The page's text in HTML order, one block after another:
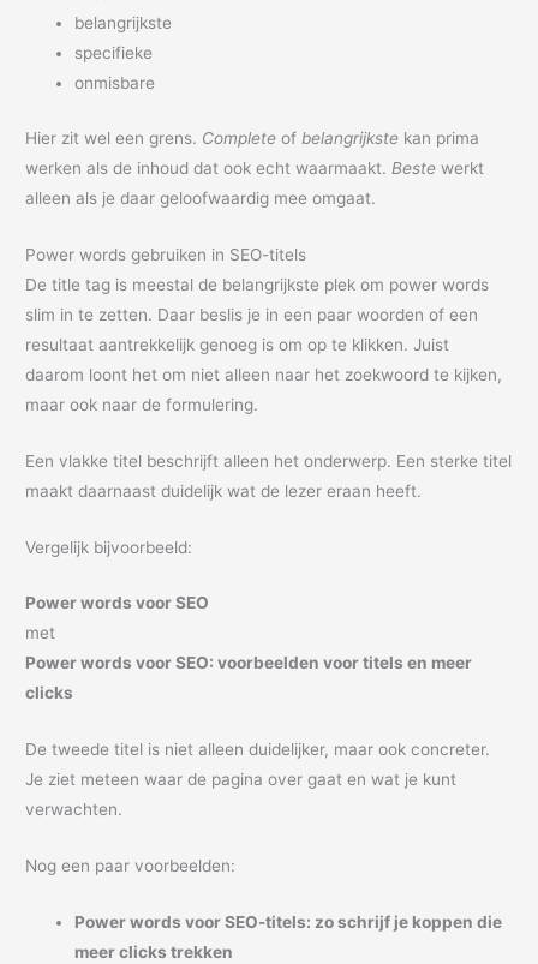
belangrijkste
specifieke
onmisbare
Hier zit wel een grens. Complete of belangrijkste kan prima
werken als de inhoud dat ook echt waarmaakt. Beste werkt
alleen als je daar geloofwaardig mee omgaat.
Power words gebruiken in SEO-titels
De title tag is meestal de belangrijkste plek om power words
slim in te zetten. Daar beslis je in een paar woorden of een
resultaat aantrekkelijk genoeg is om op te klikken. Juist
daarom loont het om niet alleen naar het zoekwoord te kijken,
maar ook naar de formulering.
Een vlakke titel beschrijft alleen het onderwerp. Een sterke titel
maakt daarnaast duidelijk wat de lezer eraan heeft.
Vergelijk bijvoorbeeld:
Power words voor SEO
met
Power words voor SEO: voorbeelden voor titels en meer
clicks
De tweede titel is niet alleen duidelijker, maar ook concreter.
Je ziet meteen waar de pagina over gaat en wat je kunt
verwachten.
Nog een paar voorbeelden:
Power words voor SEO-titels: zo schrijf je koppen die
meer clicks trekken